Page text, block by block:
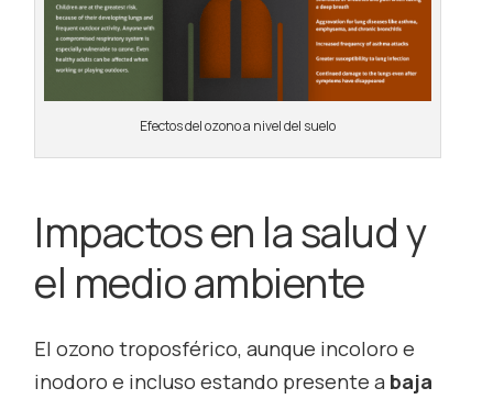
Efectos del ozono a nivel del suelo
Impactos en la salud y
el medio ambiente
El ozono troposférico, aunque incoloro e
inodoro e incluso estando presente a baja